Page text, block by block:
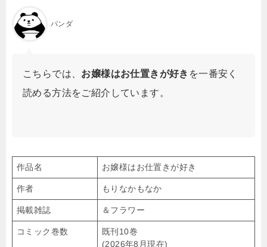
パンダ
こちらでは、 お嬢様はお仕置きが好き を一番安く
読める方法をご紹介しています。
作品名 お嬢様はお仕置きが好き
作者 もりなかもなか
掲載雑誌 ＆フラワー
コミック巻数
既刊10巻
(2026年8月現在)